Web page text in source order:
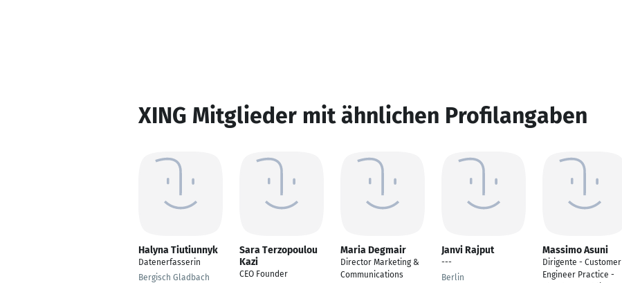
XING Mitglieder mit ähnlichen Profilangaben
Halyna Tiutiunnyk
Datenerfasserin
Bergisch Gladbach
Sara Terzopoulou
Kazi
CEO Founder
Maria Degmair
Director Marketing &
Communications
Janvi Rajput
---
Berlin
Massimo Asuni
Dirigente - Customer
Engineer Practice -